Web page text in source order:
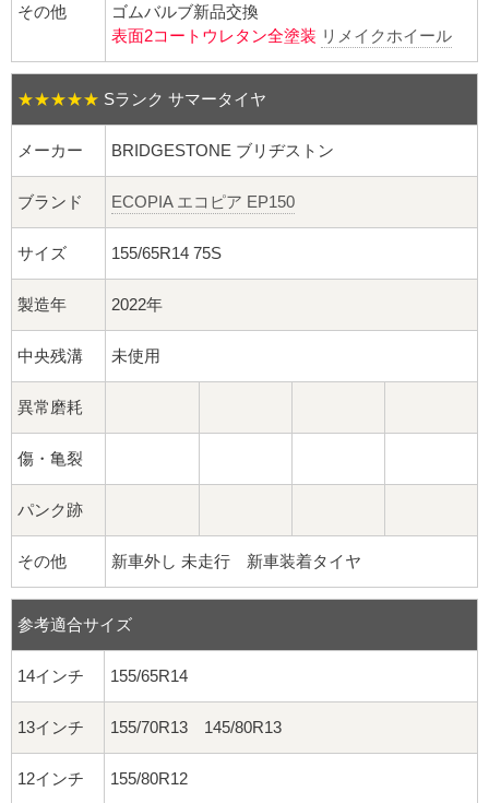
ロング袋ナット
ショート袋ナット
スチール鉄ホイール
持ち込み交換工賃
その他
ゴムバルブ新品交換
表面2コートウレタン全塗装 リメイクホイール
★★★★★ Sランク サマータイヤ
メーカー BRIDGESTONE ブリヂストン
ブランド ECOPIA エコピア EP150
サイズ 155/65R14 75S
製造年 2022年
中央残溝 未使用
異常磨耗
傷・亀裂
パンク跡
その他 新車外し 未走行 新車装着タイヤ
参考適合サイズ
14インチ 155/65R14
13インチ 155/70R13 145/80R13
12インチ 155/80R12